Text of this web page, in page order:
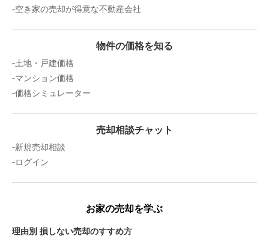
空き家の売却が得意な不動産会社
物件の価格を知る
土地・戸建価格
マンション価格
価格シミュレーター
売却相談チャット
新規売却相談
ログイン
お家の売却を学ぶ
理由別 損しない売却のすすめ方